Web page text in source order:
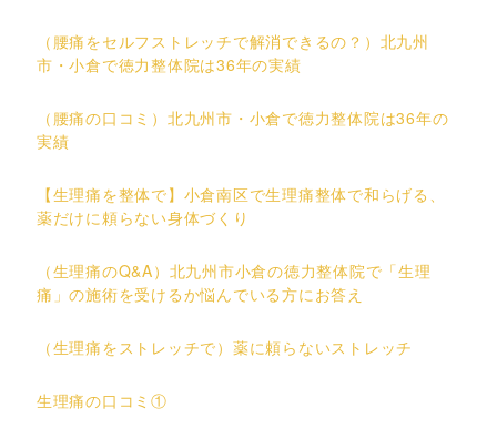
（腰痛をセルフストレッチで解消できるの？）北九州
市・小倉で徳力整体院は36年の実績
（腰痛の口コミ）北九州市・小倉で徳力整体院は36年の
実績
【生理痛を整体で】小倉南区で生理痛整体で和らげる、
薬だけに頼らない身体づくり
（生理痛のQ&A）北九州市小倉の徳力整体院で「生理
痛」の施術を受けるか悩んでいる方にお答え
（生理痛をストレッチで）薬に頼らないストレッチ
生理痛の口コミ①